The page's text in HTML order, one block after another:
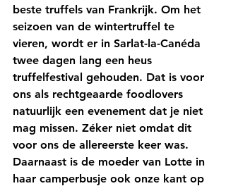
beste truffels van Frankrijk. Om het
seizoen van de wintertruffel te
vieren, wordt er in Sarlat-la-Canéda
twee dagen lang een heus
truffelfestival gehouden. Dat is voor
ons als rechtgeaarde foodlovers
natuurlijk een evenement dat je niet
mag missen. Zéker niet omdat dit
voor ons de allereerste keer was.
Daarnaast is de moeder van Lotte in
haar camperbusje ook onze kant op